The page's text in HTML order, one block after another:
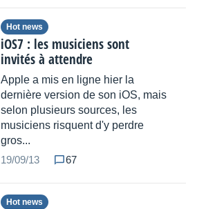
Hot news
iOS7 : les musiciens sont
invités à attendre
Apple a mis en ligne hier la
dernière version de son iOS, mais
selon plusieurs sources, les
musiciens risquent d'y perdre
gros...
19/09/13
67
Hot news